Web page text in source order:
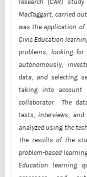
research (CAR)
MacTaggart, carried
was the application of
Civic Education
problems, looking for
autonomously,
data, and selecting
taking into account
collaborator The
tests, interviews, and
analyzed using the
The results of the
problem-based
Education learning